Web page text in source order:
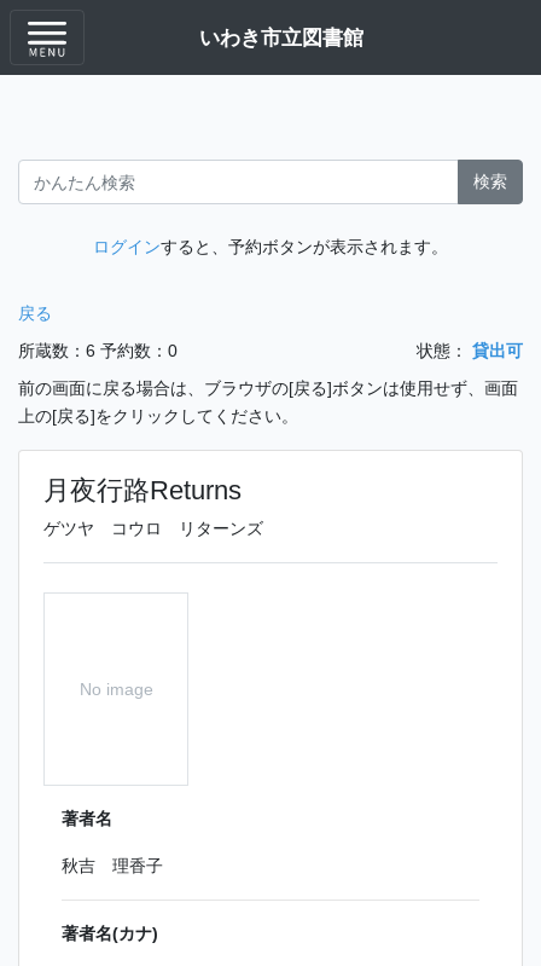
いわき市立図書館
検索
ログインすると、予約ボタンが表示されます。
戻る
所蔵数：6 予約数：0 状態：
貸出可
前の画面に戻る場合は、ブラウザの[戻る]ボタンは使用せず、画面
上の[戻る]をクリックしてください。
月夜行路Returns
ゲツヤ コウロ リターンズ
No image
著者名
秋吉 理香子
著者名(カナ)